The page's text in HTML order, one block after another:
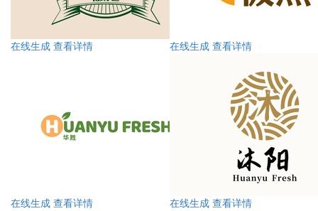
在线生成 查看详情 在线生成 查看详情
在线生成 查看详情 在线生成 查看详情